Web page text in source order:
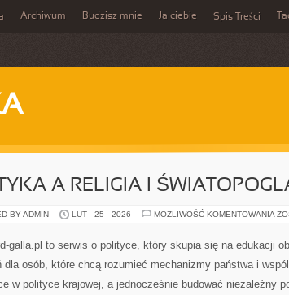
Archiwum Budzisz mnie Ja ciebie Spis Treści
A RELIGIA I
BY ADMIN LUT - 25 - 2026 MOŻLIWOŚĆ KOMENTOWANIA
galla.pl to serwis o polityce, który skupia się na edukacji
dla osób, które chcą rozumieć mechanizmy państwa i
w polityce krajowej, a jednocześnie budować niezależny